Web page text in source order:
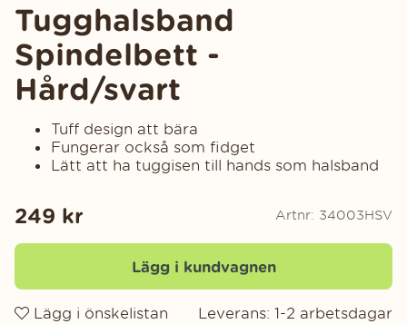
Tugghalsband
Spindelbett -
Hård/svart
Tuff design att bära
Fungerar också som fidget
Lätt att ha tuggisen till hands som halsband
249 kr Artnr: 34003HSV
Lägg i kundvagnen
Lägg i önskelistan Leverans: 1-2 arbetsdagar